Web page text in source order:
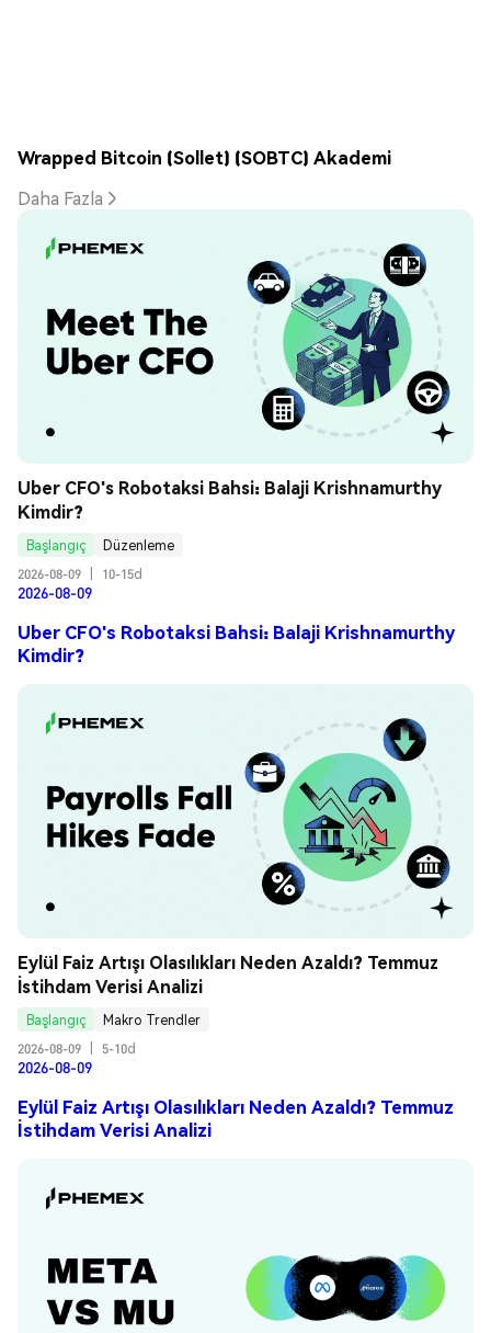
Wrapped Bitcoin (Sollet) (SOBTC) Akademi
Daha Fazla
Uber CFO's Robotaksi Bahsi: Balaji Krishnamurthy
Kimdir?
Başlangıç
Düzenleme
2026-08-09
10-15d
2026-08-09
Uber CFO's Robotaksi Bahsi: Balaji Krishnamurthy
Kimdir?
Eylül Faiz Artışı Olasılıkları Neden Azaldı? Temmuz
İstihdam Verisi Analizi
Başlangıç
Makro Trendler
2026-08-09
5-10d
2026-08-09
Eylül Faiz Artışı Olasılıkları Neden Azaldı? Temmuz
İstihdam Verisi Analizi